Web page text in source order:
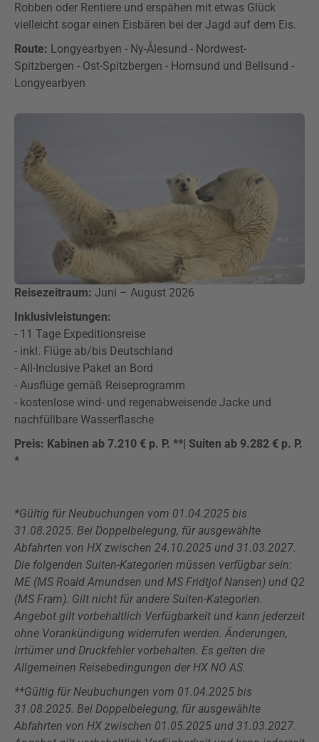
Robben oder Rentiere und erspähen mit etwas Glück
vielleicht sogar einen Eisbären bei der Jagd auf dem Eis.
Route: Longyearbyen - Ny-Ålesund - Nordwest-
Spitzbergen - Ost-Spitzbergen - Hornsund und Bellsund -
Longyearbyen
Reisezeitraum: Juni – August 2026
Inklusivleistungen:
- 11 Tage Expeditionsreise
- inkl. Flüge ab/bis Deutschland
- All-Inclusive Paket an Bord
- Ausflüge gemäß Reiseprogramm
- kostenlose wind- und regenabweisende Jacke und
nachfüllbare Wasserflasche
Preis: Kabinen ab 7.210 € p. P. **| Suiten ab 9.282 € p. P.
*
*Gültig für Neubuchungen vom 01.04.2025 bis
31.08.2025. Bei Doppelbelegung, für ausgewählte
Abfahrten von HX zwischen 24.10.2025 und 31.03.2027.
Die folgenden Suiten-Kategorien müssen verfügbar sein:
ME (MS Roald Amundsen und MS Fridtjof Nansen) und Q2
(MS Fram). Gilt nicht für andere Suiten-Kategorien.
Angebot gilt vorbehaltlich Verfügbarkeit und kann jederzeit
ohne Vorankündigung widerrufen werden. Änderungen,
Irrtümer und Druckfehler vorbehalten. Es gelten die
Allgemeinen Reisebedingungen der HX NO AS.
**Gültig für Neubuchungen vom 01.04.2025 bis
31.08.2025. Bei Doppelbelegung, für ausgewählte
Abfahrten von HX zwischen 01.05.2025 und 31.03.2027.